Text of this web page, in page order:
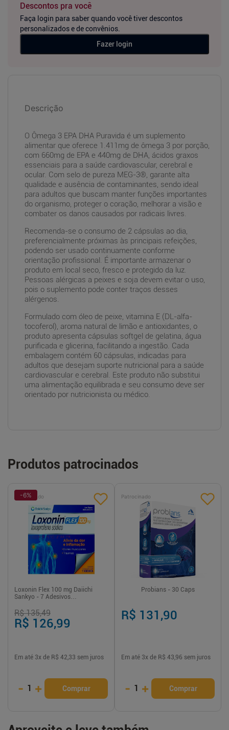
Descontos pra você
Faça login para saber quando você tiver descontos
personalizados e de convênios.
Fazer login
Descrição
O Ômega 3 EPA DHA Puravida é um suplemento
alimentar que oferece 1.411mg de ômega 3 por porção,
com 660mg de EPA e 440mg de DHA, ácidos graxos
essenciais para a saúde cardiovascular, cerebral e
ocular. Com selo de pureza MEG-3®, garante alta
qualidade e ausência de contaminantes, sendo ideal
para adultos que buscam manter funções importantes
do organismo, proteger o coração, melhorar a visão e
combater os danos causados por radicais livres.
Recomenda-se o consumo de 2 cápsulas ao dia,
preferencialmente próximas às principais refeições,
podendo ser usado continuamente conforme
orientação profissional. É importante armazenar o
produto em local seco, fresco e protegido da luz.
Pessoas alérgicas a peixes e soja devem evitar o uso,
pois o suplemento pode conter traços desses
alérgenos.
Formulado com óleo de peixe, vitamina E (DL-alfa-
tocoferol), aroma natural de limão e antioxidantes, o
produto apresenta cápsulas softgel de gelatina, água
purificada e glicerina, facilitando a ingestão. Cada
embalagem contém 60 cápsulas, indicadas para
adultos que desejam suporte nutricional para a saúde
cardiovascular e cerebral. Este produto não substitui
uma alimentação equilibrada e seu consumo deve ser
orientado por nutricionista ou médico.
Produtos patrocinados
Patrocinado
-6%
Loxonin Flex 100 mg Daiichi
Sankyo - 7 Adesivos
R$ 135,49
R$ 126,99
Em até 3x de R$ 42,33 sem juros
- 1 + Comprar
Patrocinado
Probians - 30 Caps
R$ 131,90
Em até 3x de R$ 43,96 sem juros
- 1 + Comprar